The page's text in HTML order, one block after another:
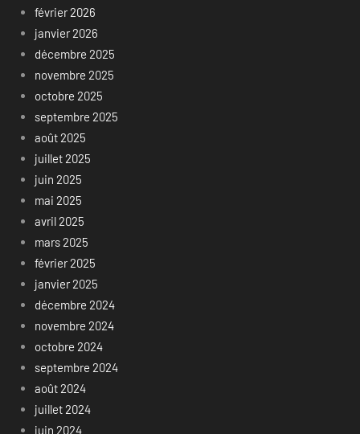
février 2026
janvier 2026
décembre 2025
novembre 2025
octobre 2025
septembre 2025
août 2025
juillet 2025
juin 2025
mai 2025
avril 2025
mars 2025
février 2025
janvier 2025
décembre 2024
novembre 2024
octobre 2024
septembre 2024
août 2024
juillet 2024
juin 2024